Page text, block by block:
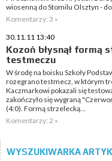
wiosenną do Stomilu Olsztyn -
Komentarzy: 3 »
30.11.11 13:40
Kozoń błysnął formą
testmeczu
W środę na boisku Szkoły
rozegrano testmecz, w którym
Kaczmarkowi pokazali się
zakończyło się wygraną
(4:0). Formą strzelecką...
Komentarzy: 2 »
WYSZUKIWARKA